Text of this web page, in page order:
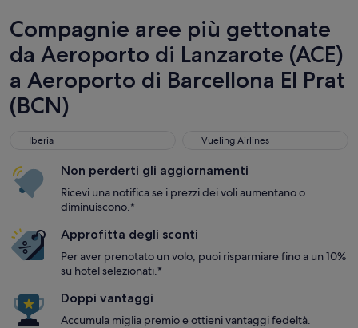
Compagnie aree più gettonate
da Aeroporto di Lanzarote (ACE)
a Aeroporto di Barcellona El Prat
(BCN)
Iberia
Iberia Vueling Airlines
Vueling Airlines
Non perderti gli aggiornamenti
Ricevi una notifica se i prezzi dei voli aumentano o
diminuiscono.*
Approfitta degli sconti
Per aver prenotato un volo, puoi risparmiare fino a un 10%
su hotel selezionati.*
Doppi vantaggi
Accumula miglia premio e ottieni vantaggi fedeltà.